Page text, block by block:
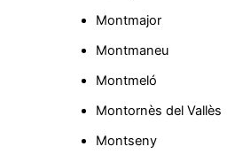
Montmajor
Montmaneu
Montmeló
Montornès del Vallès
Montseny